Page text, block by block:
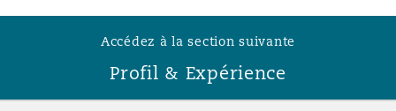
Accédez à la section suivante
Profil & Expérience